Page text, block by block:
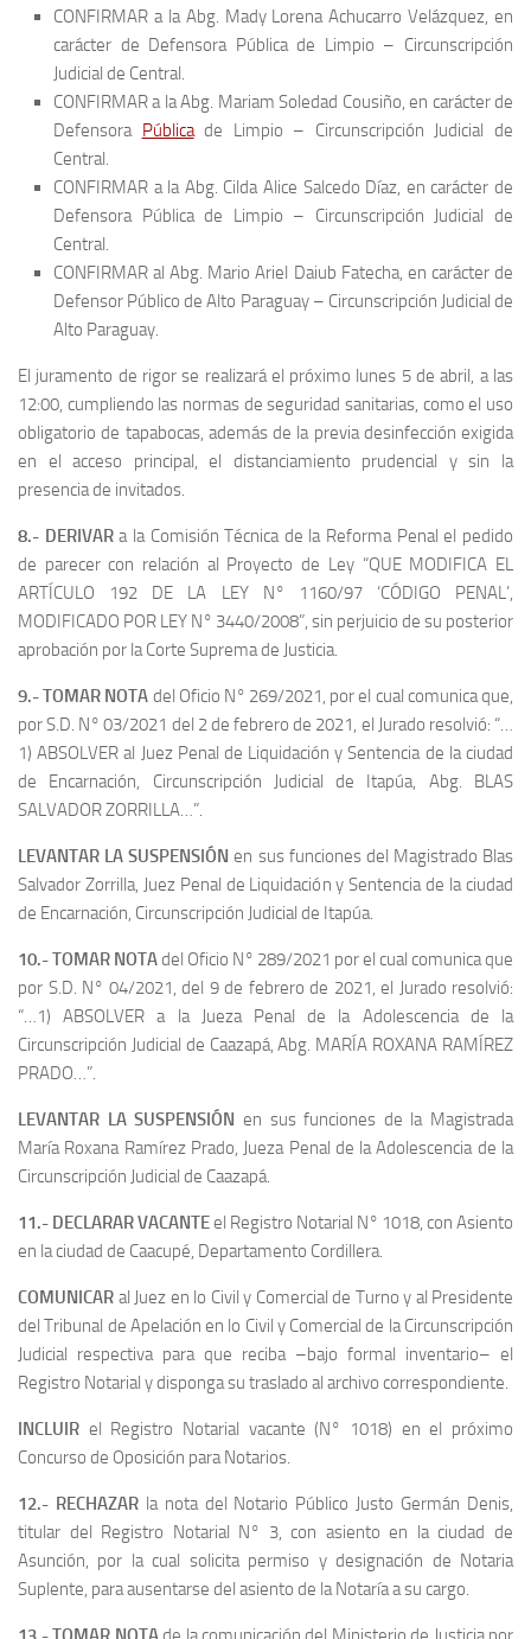
CONFIRMAR a la Abg. Mady Lorena Achucarro Velázquez, en
carácter de Defensora Pública de Limpio – Circunscripción
Judicial de Central.
CONFIRMAR a la Abg. Mariam Soledad Cousiño, en carácter de
Defensora Públicade Limpio – Circunscripción Judicial de
Central.
CONFIRMAR a la Abg. Cilda Alice Salcedo Díaz, en carácter de
Defensora Pública de Limpio – Circunscripción Judicial de
Central.
CONFIRMAR al Abg. Mario Ariel Daiub Fatecha, en carácter de
Defensor Público de Alto Paraguay – Circunscripción Judicial de
Alto Paraguay.
El juramento de rigor se realizará el próximo lunes 5 de abril, a las
12:00, cumpliendo las normas de seguridad sanitarias, como el uso
obligatorio de tapabocas, además de la previa desinfección exigida
en el acceso principal, el distanciamiento prudencial y sin la
presencia de invitados.
8.- DERIVARa la Comisión Técnica de la Reforma Penal el pedido
de parecer con relación al Proyecto de Ley “QUE MODIFICA EL
ARTÍCULO 192 DE LA LEY N° 1160/97 ‘CÓDIGO PENAL’,
MODIFICADO POR LEY N° 3440/2008”, sin perjuicio de su posterior
aprobación por la Corte Suprema de Justicia.
9.- TOMAR NOTA del Oficio N° 269/2021, por el cual comunica que,
por S.D. N° 03/2021 del 2 de febrero de 2021, el Jurado resolvió: “…
1) ABSOLVER al Juez Penal de Liquidación y Sentencia de la ciudad
de Encarnación, Circunscripción Judicial de Itapúa, Abg. BLAS
SALVADOR ZORRILLA…”.
LEVANTAR LA SUSPENSIÓN en sus funciones del Magistrado Blas
Salvador Zorrilla, Juez Penal de Liquidación y Sentencia de la ciudad
de Encarnación, Circunscripción Judicial de Itapúa.
10.- TOMAR NOTAdel Oficio N° 289/2021 por el cual comunica que
por S.D. N° 04/2021, del 9 de febrero de 2021, el Jurado resolvió:
“…1) ABSOLVER a la Jueza Penal de la Adolescencia de la
Circunscripción Judicial de Caazapá, Abg. MARÍA ROXANA RAMÍREZ
PRADO…”.
LEVANTAR LA SUSPENSIÓN en sus funciones de la Magistrada
María Roxana Ramírez Prado, Jueza Penal de la Adolescencia de la
Circunscripción Judicial de Caazapá.
11.- DECLARAR VACANTEel Registro Notarial N° 1018, con Asiento
en la ciudad de Caacupé, Departamento Cordillera.
COMUNICAR al Juez en lo Civil y Comercial de Turno y al Presidente
del Tribunal de Apelación en lo Civil y Comercial de la Circunscripción
Judicial respectiva para que reciba –bajo formal inventario– el
Registro Notarial y disponga su traslado al archivo correspondiente.
INCLUIR el Registro Notarial vacante (N° 1018) en el próximo
Concurso de Oposición para Notarios.
12.- RECHAZARla nota del Notario Público Justo Germán Denis,
titular del Registro Notarial N° 3, con asiento en la ciudad de
Asunción, por la cual solicita permiso y designación de Notaria
Suplente, para ausentarse del asiento de la Notaría a su cargo.